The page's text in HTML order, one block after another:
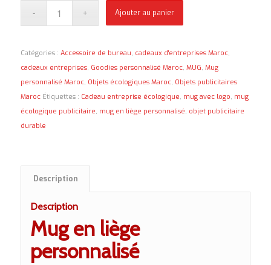
Ajouter au panier
Catégories : Accessoire de bureau, cadeaux d'entreprises Maroc,
cadeaux entreprises, Goodies personnalisé Maroc, MUG, Mug
personnalisé Maroc, Objets écologiques Maroc, Objets publicitaires
Maroc Étiquettes : Cadeau entreprise écologique, mug avec logo, mug
écologique publicitaire, mug en liège personnalisé, objet publicitaire
durable
Description
Description
Mug en liège
personnalisé